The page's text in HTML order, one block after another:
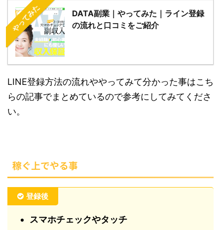
やってみた
DATA副業｜やってみた｜ライン登録
の流れと口コミをご紹介
LINE登録方法の流れややってみて分かった事はこち
らの記事でまとめているので参考にしてみてくださ
い。
稼ぐ上でやる事
登録後
スマホチェックやタッチ